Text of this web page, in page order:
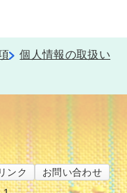
個人情報の取扱い
リンク
お問い合わせ